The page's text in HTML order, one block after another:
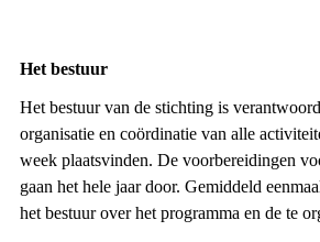
Het bestuur
Het bestuur van de stichting is
organisatie en coördinatie van alle
week plaatsvinden. De voorbereidingen
gaan het hele jaar door. Gemiddeld
het bestuur over het programma en de te